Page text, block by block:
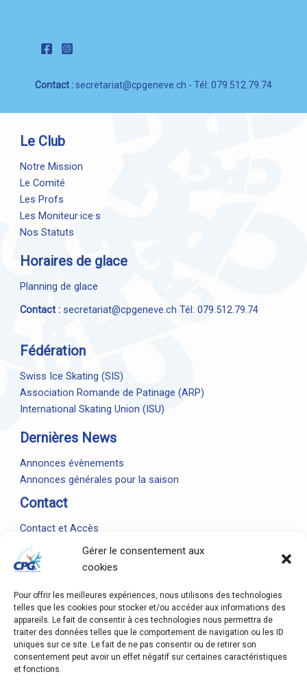
Gérer le consentement aux
cookies
Pour offrir les meilleures expériences, nous utilisons des technologies
telles que les cookies pour stocker et/ou accéder aux informations des
appareils. Le fait de consentir à ces technologies nous permettra de
traiter des données telles que le comportement de navigation ou les ID
uniques sur ce site. Le fait de ne pas consentir ou de retirer son
consentement peut avoir un effet négatif sur certaines caractéristiques
et fonctions.
Contact :secretariat@cpgeneve.ch - Tél: 079.512.79.74
Le Club
Notre Mission
Le Comité
Les Profs
Les Moniteur·ice·s
Nos Statuts
Horaires de glace
Planning de glace
Contact : secretariat@cpgeneve.ch Tél: 079.512.79.74
Fédération
Swiss Ice Skating (SIS)
Association Romande de Patinage (ARP)
International Skating Union (ISU)
Dernières News
Annonces évènements
Annonces générales pour la saison
Contact
Contact et Accès